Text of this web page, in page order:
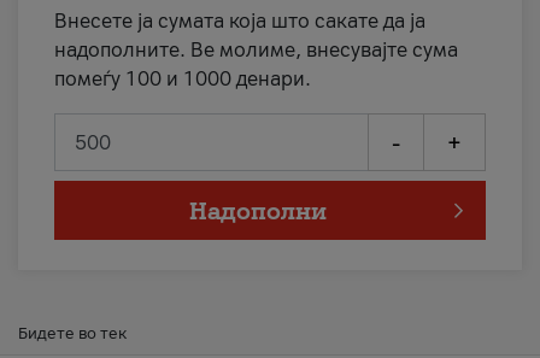
Внесете ја сумата која што сакате да ја
надополните. Ве молиме, внесувајте сума
помеѓу 100 и 1000 денари.
- +
Надополни
Бидете во тек